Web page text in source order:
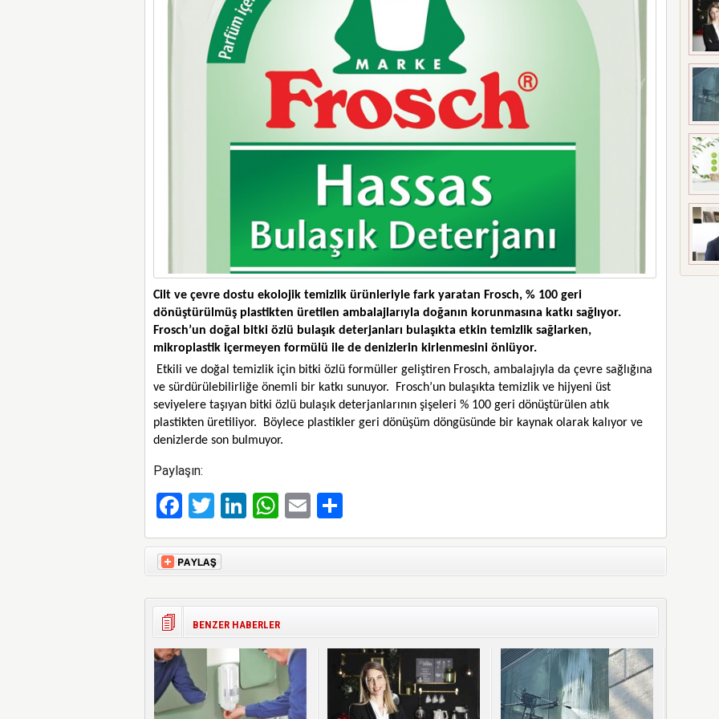
Cilt ve çevre dostu ekolojik temizlik ürünleriyle fark yaratan Frosch, % 100 geri
dönüştürülmüş plastikten üretilen ambalajlarıyla doğanın korunmasına katkı sağlıyor.
Frosch’un doğal bitki özlü bulaşık deterjanları bulaşıkta etkin temizlik sağlarken,
mikroplastik içermeyen formülü ile de denizlerin kirlenmesini önlüyor.
Etkili ve doğal temizlik için bitki özlü formüller geliştiren Frosch, ambalajıyla da çevre sağlığına
ve sürdürülebilirliğe önemli bir katkı sunuyor. Frosch’un bulaşıkta temizlik ve hijyeni üst
seviyelere taşıyan bitki özlü bulaşık deterjanlarının şişeleri % 100 geri dönüştürülen atık
plastikten üretiliyor. Böylece plastikler geri dönüşüm döngüsünde bir kaynak olarak kalıyor ve
denizlerde son bulmuyor.
Paylaşın:
Facebook
Twitter
LinkedIn
WhatsApp
EmailShare
BENZER HABERLER